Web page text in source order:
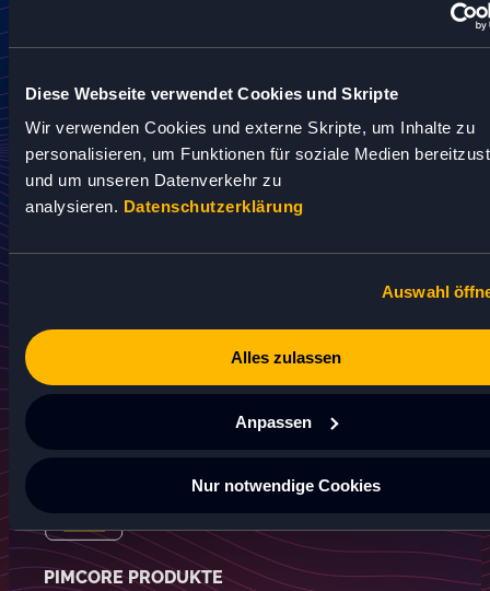
Diese Webseite verwendet Cookies und Skripte
Wir verwenden Cookies und externe Skripte, um Inhalte zu
personalisieren, um Funktionen für soziale Medien
und um unseren Datenverkehr zu
analysieren. Datenschutzerklärung
Auswahl
Alles zulassen
Anpassen
Nur notwendige Cookies
FAKTEN
Öffentlicher Nah- und Fernverkehr, Reise- und
Tourismusbranche, Freizeit, Verkehr & Logistik,
PIMCORE PRODUKTE